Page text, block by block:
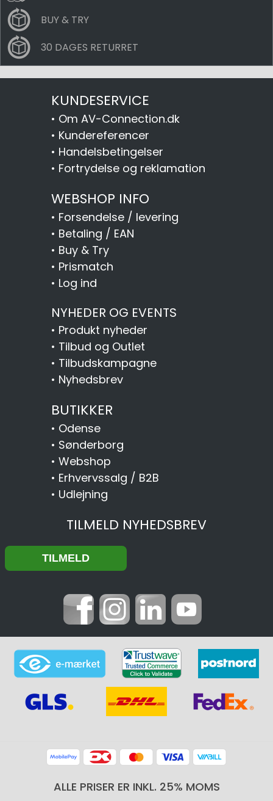
BUY & TRY
30 DAGES RETURRET
KUNDESERVICE
• Om AV-Connection.dk
• Kundereferencer
• Handelsbetingelser
• Fortrydelse og reklamation
WEBSHOP INFO
• Forsendelse / levering
• Betaling / EAN
• Buy & Try
• Prismatch
• Log ind
NYHEDER OG EVENTS
• Produkt nyheder
• Tilbud og Outlet
• Tilbudskampagne
• Nyhedsbrev
BUTIKKER
• Odense
• Sønderborg
• Webshop
• Erhvervssalg / B2B
• Udlejning
TILMELD NYHEDSBREV
ALLE PRISER ER INKL. 25% MOMS